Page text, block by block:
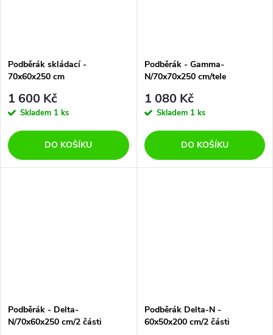
Podběrák skládací -
70x60x250 cm
1 600 Kč
Skladem 1 ks
DO KOŠÍKU
Podběrák - Gamma-
N/70x70x250 cm/tele
1 080 Kč
Skladem 1 ks
DO KOŠÍKU
Podběrák - Delta-
N/70x60x250 cm/2 části
Podběrák Delta-N -
60x50x200 cm/2 části